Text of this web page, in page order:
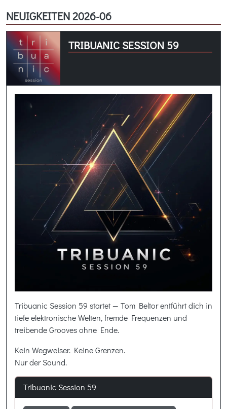
NEUIGKEITEN 2026-06
TRIBUANIC SESSION 59
Tribuanic Session 59 startet — Tom Beltor entführt dich in
tiefe elektronische Welten, fremde Frequenzen und
treibende Grooves ohne Ende.
Kein Wegweiser. Keine Grenzen.
Nur der Sound.
Tribuanic Session 59